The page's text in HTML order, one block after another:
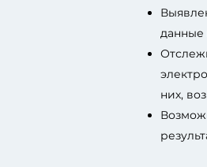
данные
них,